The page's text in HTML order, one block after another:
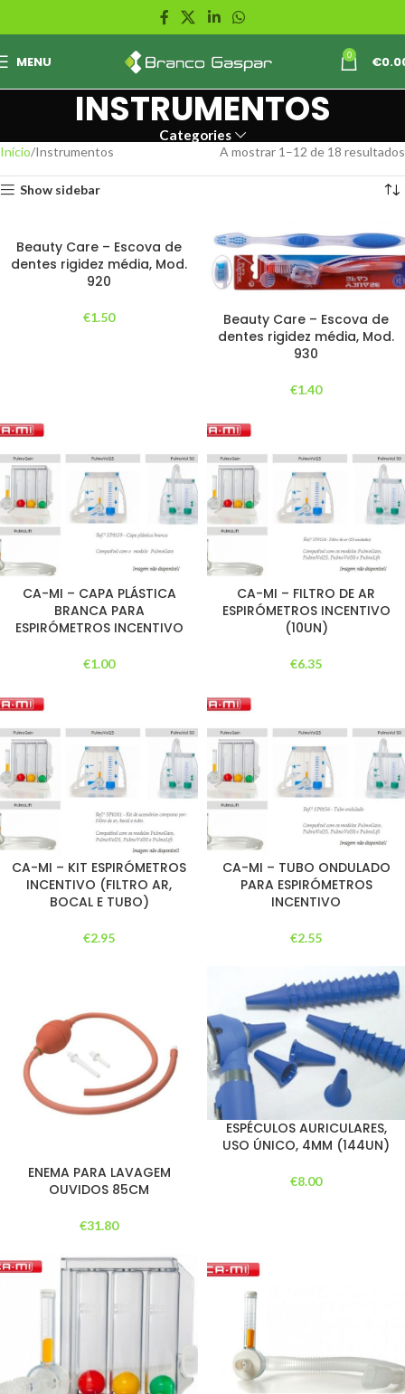
MENU 0 €
INSTRUMENTOS
Categories
Início Instrumentos A mostrar 1–12 de 18 resultados
Show sidebar
Beauty Care – Escova de
dentes rigidez média, Mod.
920
€1.50
Beauty Care – Escova de
dentes rigidez média, Mod.
930
€1.40
CA-MI – CAPA PLÁSTICA
BRANCA PARA
ESPIRÓMETROS INCENTIVO
€1.00
CA-MI – FILTRO DE AR
ESPIRÓMETROS INCENTIVO
(10UN)
€6.35
CA-MI – KIT ESPIRÓMETROS
INCENTIVO (FILTRO AR,
BOCAL E TUBO)
€2.95
CA-MI – TUBO ONDULADO
PARA ESPIRÓMETROS
INCENTIVO
€2.55
ENEMA PARA LAVAGEM
OUVIDOS 85CM
€31.80
ESPÉCULOS AURICULARES,
USO ÚNICO, 4MM (144UN)
€8.00